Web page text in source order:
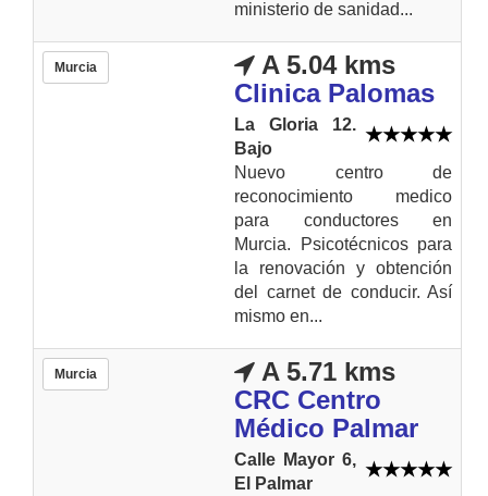
ministerio de sanidad...
Murcia
A 5.04 kms
Clinica Palomas
La Gloria 12.
Bajo
Nuevo centro de
reconocimiento medico
para conductores en
Murcia. Psicotécnicos para
la renovación y obtención
del carnet de conducir. Así
mismo en...
Murcia
A 5.71 kms
CRC Centro
Médico Palmar
Calle Mayor 6,
El Palmar